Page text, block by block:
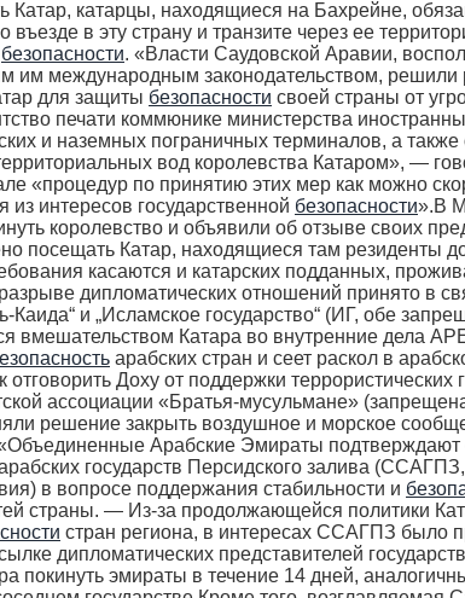
Катар, катарцы, находящиеся на Бахрейне,
въезде в эту страну и транзите через ее
безопасности. «Власти Саудовской Аравии,
им международным законодательством, решили
для защиты безопасности своей страны от
печати коммюнике министерства
и наземных пограничных терминалов, а также
вод королевства Катаром», —
«процедур по принятию этих мер как можно
из интересов государственной безопасности».В
королевство и объявили об отзыве своих
посещать Катар, находящиеся там резиденты
касаются и катарских подданных,
дипломатических отношений принято в
Каида“ и „Исламское государство“ (ИГ, обе
вмешательством Катара во внутренние дела АРЕ
арабских стран и сеет раскол в
отговорить Доху от поддержки
ассоциации «Братья-мусульмане»
решение закрыть воздушное и морское
Арабские Эмираты подтверждают
государств Персидского залива
в вопросе поддержания стабильности и
страны. — Из-за продолжающейся политики
стран региона, в интересах ССАГПЗ было
дипломатических представителей
покинуть эмираты в течение 14 дней,